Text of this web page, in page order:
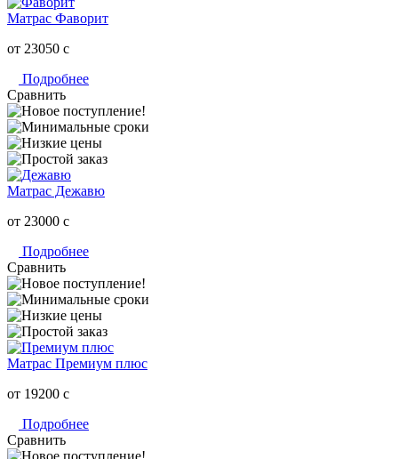
Матрас Фаворит
от 23050 c
Подробнее
Сравнить
Матрас Дежавю
от 23000 c
Подробнее
Сравнить
Матрас Премиум плюс
от 19200 c
Подробнее
Сравнить